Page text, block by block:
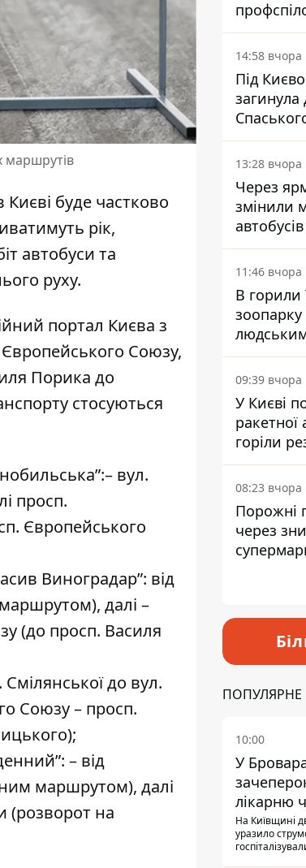
маршрутів
буде частково
рік,
автобуси та
руху.
портал Києва з
Союзу,
Порика до
стосуються
вул.
просп.
Європейського
Виноградар”: від
далі –
(до просп. Василя
до вул.
Союзу – просп.
– від
маршрутом), далі
(розворот на
14:58 вчора
Під
загинула
13:28 вчора
Через
змінили
11:46 вчора
В горили
вже
09:39 вчора
У Києві
ракетної
горіли
паливом
08:23 вчора
Порожні
через
ПОПУЛЯРНЕ
10:00
У
лікарню
На Київщині
уразило